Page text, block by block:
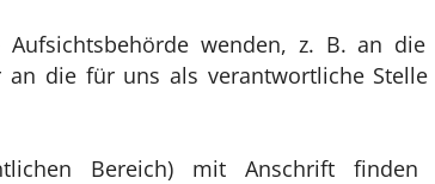
wenden, z. B. an die
die für uns als verantwortliche Stelle
Bereich) mit Anschrift finden